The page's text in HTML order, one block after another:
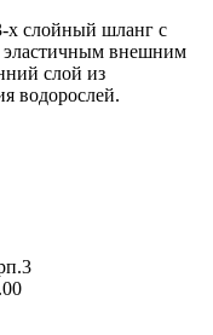
х слойный шланг с
эластичным внешним
слой из
водорослей.